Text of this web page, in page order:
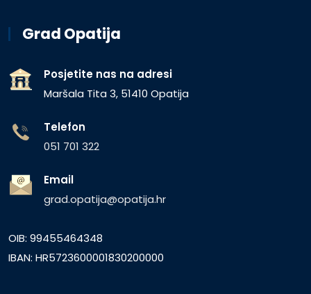
Grad Opatija
Posjetite nas na adresi
Maršala Tita 3, 51410 Opatija
Telefon
051 701 322
Email
grad.opatija@opatija.hr
OIB: 99455464348
IBAN: HR5723600001830200000